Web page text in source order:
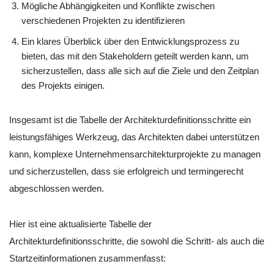
Mögliche Abhängigkeiten und Konflikte zwischen
verschiedenen Projekten zu identifizieren
Ein klares Überblick über den Entwicklungsprozess zu
bieten, das mit den Stakeholdern geteilt werden kann, um
sicherzustellen, dass alle sich auf die Ziele und den Zeitplan
des Projekts einigen.
Insgesamt ist die Tabelle der Architekturdefinitionsschritte ein
leistungsfähiges Werkzeug, das Architekten dabei unterstützen
kann, komplexe Unternehmensarchitekturprojekte zu managen
und sicherzustellen, dass sie erfolgreich und termingerecht
abgeschlossen werden.
Hier ist eine aktualisierte Tabelle der
Architekturdefinitionsschritte, die sowohl die Schritt- als auch die
Startzeitinformationen zusammenfasst: